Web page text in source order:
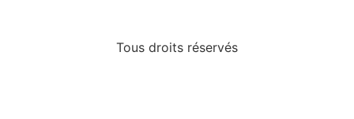
Tous droits réservés